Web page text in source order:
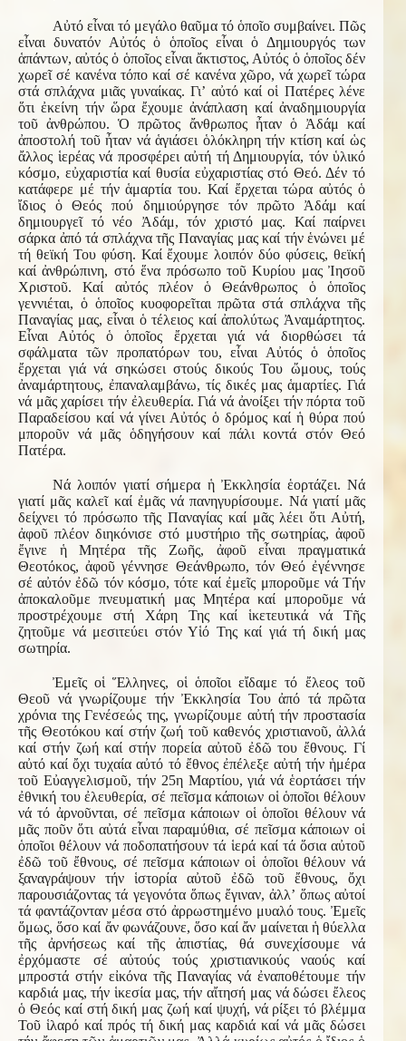
Αὐτό εἶναι τό μεγάλο θαῦμα τό ὁποῖο συμβαίνει. Πῶς
εἶναι δυνατόν Αὐτός ὁ ὁποῖος εἶναι ὁ Δημιουργός των
ἁπάντων, αὐτός ὁ ὁποῖος εἶναι ἄκτιστος, Αὐτός ὁ ὁποῖος δέν
χωρεῖ σέ κανένα τόπο καί σέ κανένα χῶρο, νά χωρεῖ τώρα
στά σπλάχνα μιᾶς γυναίκας. Γι’ αὐτό καί οἱ Πατέρες λένε
ὅτι ἐκείνη τήν ὥρα ἔχουμε ἀνάπλαση καί ἀναδημιουργία
τοῦ ἀνθρώπου. Ὁ πρῶτος ἄνθρωπος ἦταν ὁ Ἀδάμ καί
ἀποστολή τοῦ ἦταν νά ἁγιάσει ὁλόκληρη τήν κτίση καί ὡς
ἄλλος ἱερέας νά προσφέρει αὐτή τή Δημιουργία, τόν ὑλικό
κόσμο, εὐχαριστία καί θυσία εὐχαριστίας στό Θεό. Δέν τό
κατάφερε μέ τήν ἁμαρτία του. Καί ἔρχεται τώρα αὐτός ὁ
ἴδιος ὁ Θεός πού δημιούργησε τόν πρῶτο Ἀδάμ καί
δημιουργεῖ τό νέο Ἀδάμ, τόν χριστό μας. Καί παίρνει
σάρκα ἀπό τά σπλάχνα τῆς Παναγίας μας καί τήν ἑνώνει μέ
τή θεϊκή Του φύση. Καί ἔχουμε λοιπόν δύο φύσεις, θεϊκή
καί ἀνθρώπινη, στό ἕνα πρόσωπο τοῦ Κυρίου μας Ἰησοῦ
Χριστοῦ. Καί αὐτός πλέον ὁ Θεάνθρωπος ὁ ὁποῖος
γεννιέται, ὁ ὁποῖος κυοφορεῖται πρῶτα στά σπλάχνα τῆς
Παναγίας μας, εἶναι ὁ τέλειος καί ἀπολύτως Ἀναμάρτητος.
Εἶναι Αὐτός ὁ ὁποῖος ἔρχεται γιά νά διορθώσει τά
σφάλματα τῶν προπατόρων του, εἶναι Αὐτός ὁ ὁποῖος
ἔρχεται γιά νά σηκώσει στούς δικούς Του ὤμους, τούς
ἀναμάρτητους, ἐπαναλαμβάνω, τίς δικές μας ἁμαρτίες. Γιά
νά μᾶς χαρίσει τήν ἐλευθερία. Γιά νά ἀνοίξει τήν πόρτα τοῦ
Παραδείσου καί νά γίνει Αὐτός ὁ δρόμος καί ἡ θύρα πού
μποροῦν νά μᾶς ὁδηγήσουν καί πάλι κοντά στόν Θεό
Πατέρα.
Νά λοιπόν γιατί σήμερα ἡ Ἐκκλησία ἑορτάζει. Νά
γιατί μᾶς καλεῖ καί ἐμᾶς νά πανηγυρίσουμε. Νά γιατί μᾶς
δείχνει τό πρόσωπο τῆς Παναγίας καί μᾶς λέει ὅτι Αὐτή,
ἀφοῦ πλέον διηκόνισε στό μυστήριο τῆς σωτηρίας, ἀφοῦ
ἔγινε ἡ Μητέρα τῆς Ζωῆς, ἀφοῦ εἶναι πραγματικά
Θεοτόκος, ἀφοῦ γέννησε Θεάνθρωπο, τόν Θεό ἐγέννησε
σέ αὐτόν ἐδῶ τόν κόσμο, τότε καί ἐμεῖς μποροῦμε νά Τήν
ἀποκαλοῦμε πνευματική μας Μητέρα καί μποροῦμε νά
προστρέχουμε στή Χάρη Της καί ἱκετευτικά νά Τῆς
ζητοῦμε νά μεσιτεύει στόν Υἱό Της καί γιά τή δική μας
σωτηρία.
Ἐμεῖς οἱ Ἕλληνες, οἱ ὁποῖοι εἴδαμε τό ἔλεος τοῦ
Θεοῦ νά γνωρίζουμε τήν Ἐκκλησία Του ἀπό τά πρῶτα
χρόνια της Γενέσεώς της, γνωρίζουμε αὐτή τήν προστασία
τῆς Θεοτόκου καί στήν ζωή τοῦ καθενός χριστιανοῦ, ἀλλά
καί στήν ζωή καί στήν πορεία αὐτοῦ ἐδῶ του ἔθνους. Γί
αὐτό καί ὄχι τυχαία αὐτό τό ἔθνος ἐπέλεξε αὐτή τήν ἡμέρα
τοῦ Εὐαγγελισμοῦ, τήν 25η Μαρτίου, γιά νά ἑορτάσει τήν
ἐθνική του ἐλευθερία, σέ πεῖσμα κάποιων οἱ ὁποῖοι θέλουν
νά τό ἀρνοῦνται, σέ πεῖσμα κάποιων οἱ ὁποῖοι θέλουν νά
μᾶς ποῦν ὅτι αὐτά εἶναι παραμύθια, σέ πεῖσμα κάποιων οἱ
ὁποῖοι θέλουν νά ποδοπατήσουν τά ἱερά καί τά ὅσια αὐτοῦ
ἐδῶ τοῦ ἔθνους, σέ πεῖσμα κάποιων οἱ ὁποῖοι θέλουν νά
ξαναγράψουν τήν ἱστορία αὐτοῦ ἐδῶ τοῦ ἔθνους, ὄχι
παρουσιάζοντας τά γεγονότα ὅπως ἔγιναν, ἀλλ’ ὅπως αὐτοί
τά φαντάζονταν μέσα στό ἀρρωστημένο μυαλό τους. Ἐμεῖς
ὅμως, ὅσο καί ἄν φωνάζουνε, ὅσο καί ἄν μαίνεται ἡ θύελλα
τῆς ἀρνήσεως καί τῆς ἀπιστίας, θά συνεχίσουμε νά
ἐρχόμαστε σέ αὐτούς τούς χριστιανικούς ναούς καί
μπροστά στήν εἰκόνα τῆς Παναγίας νά ἐναποθέτουμε τήν
καρδιά μας, τήν ἱκεσία μας, τήν αἴτησή μας νά δώσει ἔλεος
ὁ Θεός καί στή δική μας ζωή καί ψυχή, νά ρίξει τό βλέμμα
Τοῦ ἱλαρό καί πρός τή δική μας καρδιά καί νά μᾶς δώσει